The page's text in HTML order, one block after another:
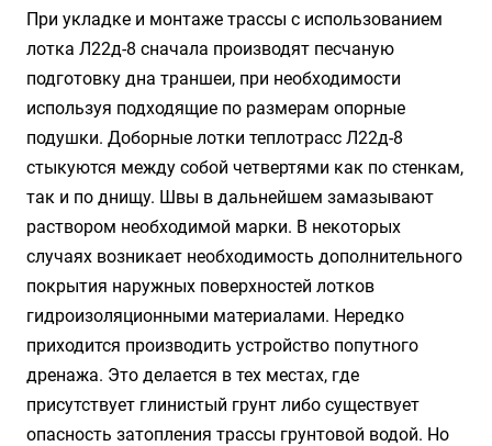
При укладке и монтаже трассы с использованием
лотка Л22д-8 сначала производят песчаную
подготовку дна траншеи, при необходимости
используя подходящие по размерам опорные
подушки. Доборные лотки теплотрасс Л22д-8
стыкуются между собой четвертями как по стенкам,
так и по днищу. Швы в дальнейшем замазывают
раствором необходимой марки. В некоторых
случаях возникает необходимость дополнительного
покрытия наружных поверхностей лотков
гидроизоляционными материалами. Нередко
приходится производить устройство попутного
дренажа. Это делается в тех местах, где
присутствует глинистый грунт либо существует
опасность затопления трассы грунтовой водой. Но